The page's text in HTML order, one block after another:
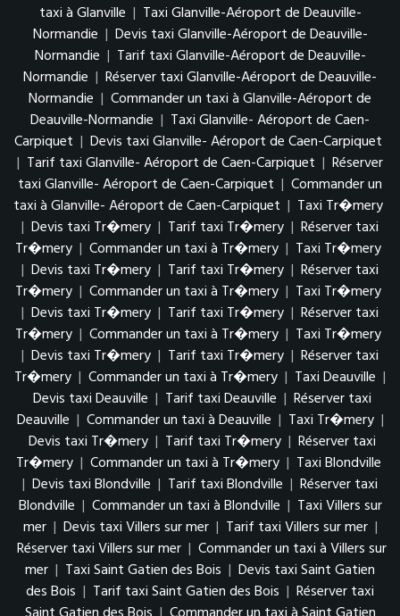
taxi à Glanville | Taxi Glanville-Aéroport de Deauville-
Normandie | Devis taxi Glanville-Aéroport de Deauville-
Normandie | Tarif taxi Glanville-Aéroport de Deauville-
Normandie | Réserver taxi Glanville-Aéroport de Deauville-
Normandie | Commander un taxi à Glanville-Aéroport de
Deauville-Normandie | Taxi Glanville- Aéroport de Caen-
Carpiquet | Devis taxi Glanville- Aéroport de Caen-Carpiquet
| Tarif taxi Glanville- Aéroport de Caen-Carpiquet | Réserver
taxi Glanville- Aéroport de Caen-Carpiquet | Commander un
taxi à Glanville- Aéroport de Caen-Carpiquet | Taxi Tr�mery
| Devis taxi Tr�mery | Tarif taxi Tr�mery | Réserver taxi
Tr�mery | Commander un taxi à Tr�mery | Taxi Tr�mery
| Devis taxi Tr�mery | Tarif taxi Tr�mery | Réserver taxi
Tr�mery | Commander un taxi à Tr�mery | Taxi Tr�mery
| Devis taxi Tr�mery | Tarif taxi Tr�mery | Réserver taxi
Tr�mery | Commander un taxi à Tr�mery | Taxi Tr�mery
| Devis taxi Tr�mery | Tarif taxi Tr�mery | Réserver taxi
Tr�mery | Commander un taxi à Tr�mery | Taxi Deauville |
Devis taxi Deauville | Tarif taxi Deauville | Réserver taxi
Deauville | Commander un taxi à Deauville | Taxi Tr�mery |
Devis taxi Tr�mery | Tarif taxi Tr�mery | Réserver taxi
Tr�mery | Commander un taxi à Tr�mery | Taxi Blondville
| Devis taxi Blondville | Tarif taxi Blondville | Réserver taxi
Blondville | Commander un taxi à Blondville | Taxi Villers sur
mer | Devis taxi Villers sur mer | Tarif taxi Villers sur mer |
Réserver taxi Villers sur mer | Commander un taxi à Villers sur
mer | Taxi Saint Gatien des Bois | Devis taxi Saint Gatien
des Bois | Tarif taxi Saint Gatien des Bois | Réserver taxi